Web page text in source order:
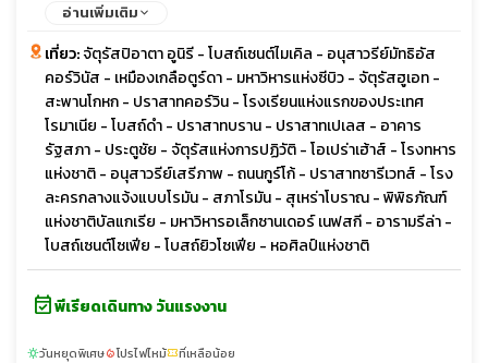
อ่านเพิ่มเติม
เที่ยว:จัตุรัสปิอาตา อูนิรี - โบสถ์เซนต์ไมเคิล - อนุสาวรีย์มัทธิอัส
คอร์วินัส - เหมืองเกลือตูร์ดา - มหาวิหารแห่งซีบิว - จัตุรัสฮูเอท -
สะพานโกหก - ปราสาทคอร์วิน - โรงเรียนแห่งแรกของประเทศ
โรมาเนีย - โบสถ์ดำ - ปราสาทบราน - ปราสาทเปเลส - อาคาร
รัฐสภา - ประตูชัย - จัตุรัสแห่งการปฏิวัติ - โอเปร่าเฮ้าส์ - โรงทหาร
แห่งชาติ - อนุสาวรีย์เสรีภาพ - ถนนกูร์โก้ - ปราสาทซารีเวทส์ - โรง
ละครกลางแจ้งแบบโรมัน - สภาโรมัน - สุเหร่าโบราณ - พิพิธภัณฑ์
แห่งชาติบัลแกเรีย - มหาวิหารอเล็กซานเดอร์ เนฟสกี - อารามรีล่า -
โบสถ์เซนต์โซเฟีย - โบสถ์ยิวโซเฟีย - หอศิลป์แห่งชาติ
event_availableพีเรียดเดินทาง วันแรงงาน
sunnyวันหยุดพิเศษlocal_fire_departmentโปรไฟไหม้confirmation_numberที่เหลือน้อย